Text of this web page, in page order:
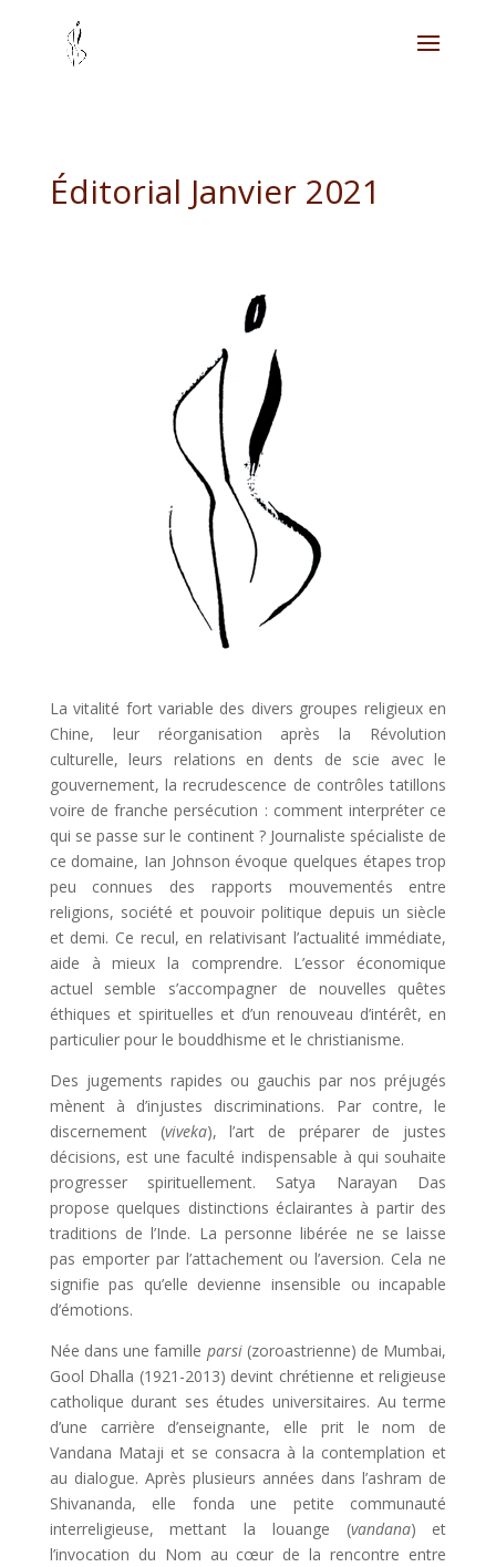
Éditorial Janvier 2021
La vitalité fort variable des divers groupes religieux en
Chine, leur réorganisation après la Révolution
culturelle, leurs relations en dents de scie avec le
gouvernement, la recrudescence de contrôles tatillons
voire de franche persécution : comment interpréter ce
qui se passe sur le continent ? Journaliste spécialiste de
ce domaine, Ian Johnson évoque quelques étapes trop
peu connues des rapports mouvementés entre
religions, société et pouvoir politique depuis un siècle
et demi. Ce recul, en relativisant l’actualité immédiate,
aide à mieux la comprendre. L’essor économique
actuel semble s’accompagner de nouvelles quêtes
éthiques et spirituelles et d’un renouveau d’intérêt, en
particulier pour le bouddhisme et le christianisme.
Des jugements rapides ou gauchis par nos préjugés
mènent à d’injustes discriminations. Par contre, le
discernement (viveka), l’art de préparer de justes
décisions, est une faculté indispensable à qui souhaite
progresser spirituellement. Satya Narayan Das
propose quelques distinctions éclairantes à partir des
traditions de l’Inde. La personne libérée ne se laisse
pas emporter par l’attachement ou l’aversion. Cela ne
signifie pas qu’elle devienne insensible ou incapable
d’émotions.
Née dans une famille parsi(zoroastrienne) de Mumbai,
Gool Dhalla (1921-2013) devint chrétienne et religieuse
catholique durant ses études universitaires. Au terme
d’une carrière d’enseignante, elle prit le nom de
Vandana Mataji et se consacra à la contemplation et
au dialogue. Après plusieurs années dans l’ashram de
Shivananda, elle fonda une petite communauté
interreligieuse, mettant la louange (vandana) et
l’invocation du Nom au cœur de la rencontre entre